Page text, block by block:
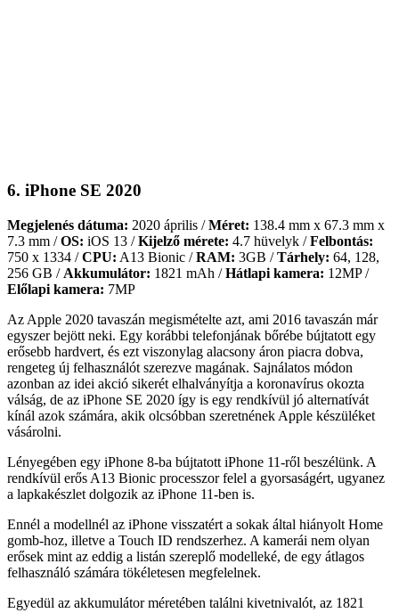
6. iPhone SE 2020
Megjelenés dátuma: 2020 április /Méret: 138.4 mm x 67.3 mm x
7.3 mm /OS: iOS 13 /Kijelző mérete: 4.7 hüvelyk /Felbontás:
750 x 1334 /CPU: A13 Bionic /RAM: 3GB /Tárhely: 64, 128,
256 GB / Akkumulátor: 1821 mAh /Hátlapi kamera: 12MP /
Előlapi kamera: 7MP
Az Apple 2020 tavaszán megismételte azt, ami 2016 tavaszán már
egyszer bejött neki. Egy korábbi telefonjának bőrébe bújtatott egy
erősebb hardvert, és ezt viszonylag alacsony áron piacra dobva,
rengeteg új felhasználót szerezve magának. Sajnálatos módon
azonban az idei akció sikerét elhalványítja a koronavírus okozta
válság, de az iPhone SE 2020 így is egy rendkívül jó alternatívát
kínál azok számára, akik olcsóbban szeretnének Apple készüléket
vásárolni.
Lényegében egy iPhone 8-ba bújtatott iPhone 11-ről beszélünk. A
rendkívül erős A13 Bionic processzor felel a gyorsaságért, ugyanez
a lapkakészlet dolgozik az iPhone 11-ben is.
Ennél a modellnél az iPhone visszatért a sokak által hiányolt Home
gomb-hoz, illetve a Touch ID rendszerhez. A kamerái nem olyan
erősek mint az eddig a listán szereplő modelleké, de egy átlagos
felhasználó számára tökéletesen megfelelnek.
Egyedül az akkumulátor méretében találni kivetnivalót, az 1821